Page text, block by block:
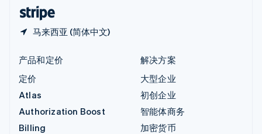
马来西亚 (简体中文)
产品和定价
定价
Atlas
Authorization Boost
Billing
解决方案
大型企业
初创企业
智能体商务
加密货币